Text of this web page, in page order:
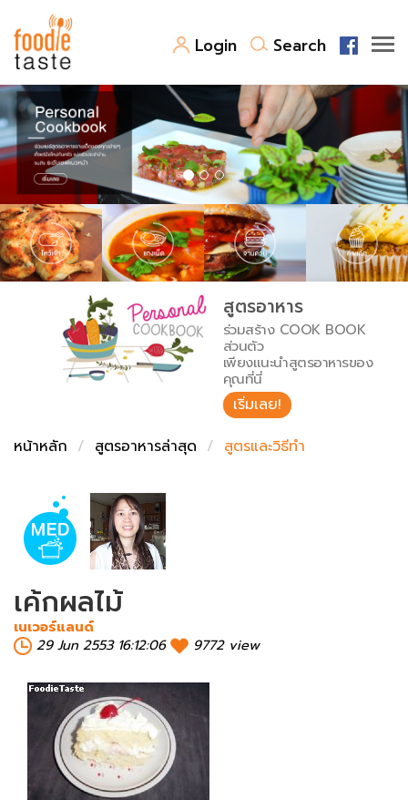
Login Search
สูตรอาหาร
สูตรอาหารล่าสุด
Top Foodie
พาไปชิม
สารพันก้นครัว
เคล็ดลับน่ารู้
เปรียบเทียบหน่วยการตวง
เปรียบเทียบอุณหภูมิ
เปรียบเทียบน้ำหนักวัตถุดิบ
FoodPedia
สร้าง Cookbook
สูตรอาหาร
ร่วมสร้าง COOK BOOK
ส่วนตัว
เพียงแนะนำสูตรอาหารของ
คุณที่นี่
เริ่มเลย!
หน้าหลัก
สูตรอาหารล่าสุด สูตรและวิธีทำ
เค้กผลไม้
เนเวอร์แลนด์
29 Jun 2553 16:12:06
9772 view